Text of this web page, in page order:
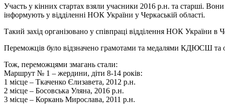
Участь у кінних стартах взяли учасники 2016 р.н. та старші.
інформують у відділенні НОК України у Черкаській області.
Такий захід організовано у співпраці відділення НОК України
Переможців було відзначено грамотами та медалями КДЮСШ та
Тож, переможцями змагань стали:
Маршрут № 1 – жердини, діти 8-14 років:
1 місце – Ткаченко Єлизавета, 2012 р.н.
2 місце – Босовська Уляна, 2016 р.н.
3 місце – Коркань Мирослава, 2011 р.н.